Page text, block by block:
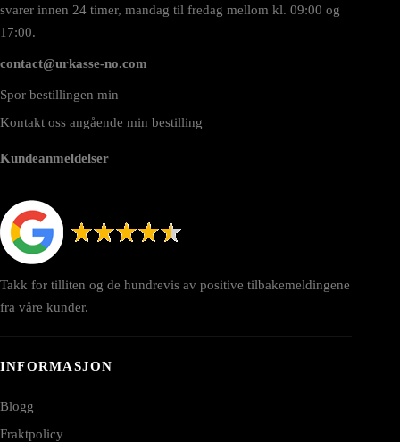
svarer innen 24 timer, mandag til fredag mellom kl. 09:00 og
17:00.
contact@urkasse-no.com
Spor bestillingen min
Kontakt oss angående min bestilling
Kundeanmeldelser
Takk for tilliten og de hundrevis av positive tilbakemeldingene
fra våre kunder.
INFORMASJON
Blogg
Fraktpolicy